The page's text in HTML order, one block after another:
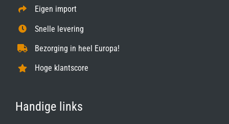
Eigen import
Snelle levering
Bezorging in heel Europa!
Hoge klantscore
Handige links